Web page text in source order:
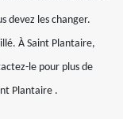
devez les changer.
À Saint Plantaire,
le pour plus de
Plantaire .